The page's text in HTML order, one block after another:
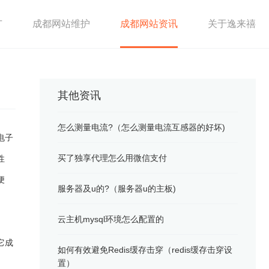
成都网站维护 成都网站资讯 关于逸来禧
子
成
其他资讯
怎么测量电流?（怎么测量电流互感器的好坏)
买了独享代理怎么用微信支付
服务器及u的?（服务器u的主板)
云主机mysql环境怎么配置的
如何有效避免Redis缓存击穿（redis缓存击穿设
置）